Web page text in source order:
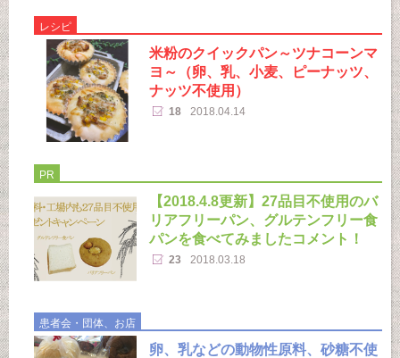
レシピ
米粉のクイックパン～ツナコーンマ
ヨ～（卵、乳、小麦、ピーナッツ、
ナッツ不使用）
18 2018.04.14
PR
【2018.4.8更新】27品目不使用のバ
リアフリーパン、グルテンフリー食
パンを食べてみましたコメント！
23 2018.03.18
患者会・団体、お店
卵、乳などの動物性原料、砂糖不使